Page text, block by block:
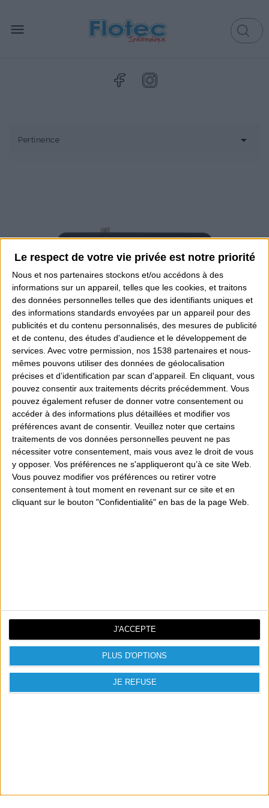
Le respect de votre vie privée est notre priorité
Nous et nos partenaires stockons et/ou accédons à des
informations sur un appareil, telles que les cookies, et traitons
des données personnelles telles que des identifiants uniques et
des informations standards envoyées par un appareil pour des
publicités et du contenu personnalisés, des mesures de publicité
et de contenu, des études d'audience et le développement de
services. Avec votre permission, nos 1538 partenaires et nous-
mêmes pouvons utiliser des données de géolocalisation
précises et d’identification par scan d'appareil. En cliquant, vous
pouvez consentir aux traitements décrits précédemment. Vous
pouvez également refuser de donner votre consentement ou
accéder à des informations plus détaillées et modifier vos
préférences avant de consentir. Veuillez noter que certains
traitements de vos données personnelles peuvent ne pas
nécessiter votre consentement, mais vous avez le droit de vous
y opposer. Vos préférences ne s'appliqueront qu’à ce site Web.
Vous pouvez modifier vos préférences ou retirer votre
consentement à tout moment en revenant sur ce site et en
cliquant sur le bouton "Confidentialité" en bas de la page Web.
PLUS D'OPTIONS
JE REFUSE
J'ACCEPTE

Pertinence 
XONAR U5 ASUS
69,90 €
Affichage 1-1 de 1 article(s)
1
NOUVEAUX PRODUITS 
CATALOGUE